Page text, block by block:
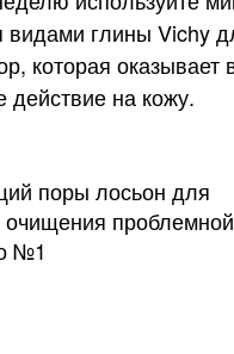
видами глины Vichy
которая оказывает
на кожу.